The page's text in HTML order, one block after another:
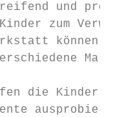
und
zum
können
die Kinder